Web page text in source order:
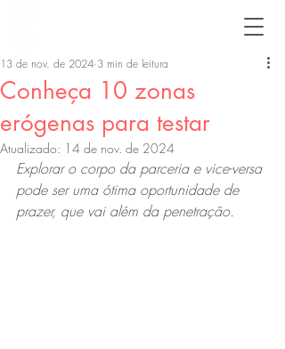
Conheça 10 zonas
erógenas para testar
13 de nov. de 2024 3 min de leitura
Atualizado: 14 de nov. de 2024
Explorar o corpo da parceria e vice-versa
pode ser uma ótima oportunidade de
prazer, que vai além da penetração.